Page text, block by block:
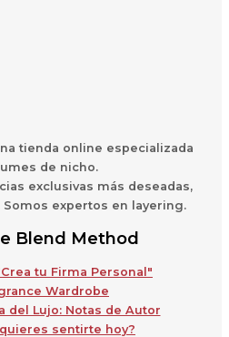
tienda online especializada
de nicho.
exclusivas más deseadas,
expertos en layering.
Blend Method
tu Firma Personal"
Wardrobe
del Lujo: Notas de Autor
sentirte hoy?